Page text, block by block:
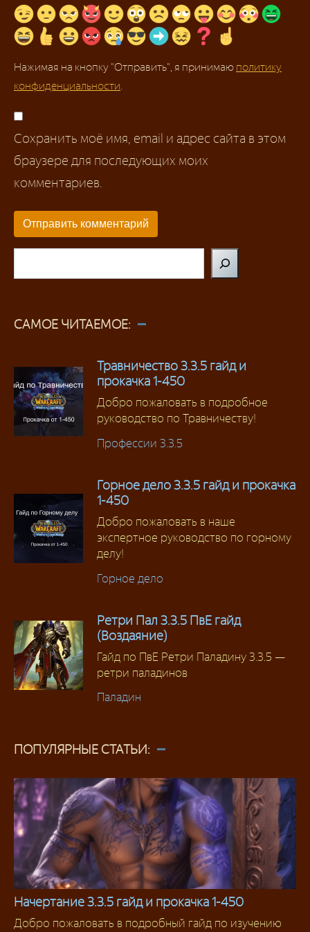
Нажимая на кнопку "Отправить", я принимаю политику
конфиденциальности.
Сохранить моё имя, email и адрес сайта в этом
браузере для последующих моих
комментариев.
САМОЕ ЧИТАЕМОЕ:
Травничество 3.3.5 гайд и
прокачка 1-450
Добро пожаловать в подробное
руководство по Травничеству!
Профессии 3.3.5
Горное дело 3.3.5 гайд и прокачка
1-450
Добро пожаловать в наше
экспертное руководство по горному
делу!
Горное дело
Ретри Пал 3.3.5 ПвЕ гайд
(Воздаяние)
Гайд по ПвЕ Ретри Паладину 3.3.5 —
ретри паладинов
Паладин
ПОПУЛЯРНЫЕ СТАТЬИ:
Начертание
Начертание 3.3.5 гайд и прокачка 1-450
Добро пожаловать в подробный гайд по изучению